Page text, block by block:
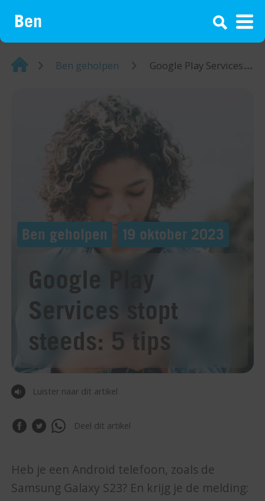
¡
Home Ben geholpen Google Play Services stopt steeds: 5 tips
Ben geholpen 19 oktober 2023
Google Play
Services stopt
steeds: 5 tips
Luister naar dit artikel
Deel dit artikel
Heb je een Android telefoon, zoals de
Samsung Galaxy S23? En krijg je de melding: